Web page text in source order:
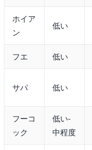
ホイア
ン
低い
フエ 低い
サパ 低い
フーコ
ック
低い-
中程度